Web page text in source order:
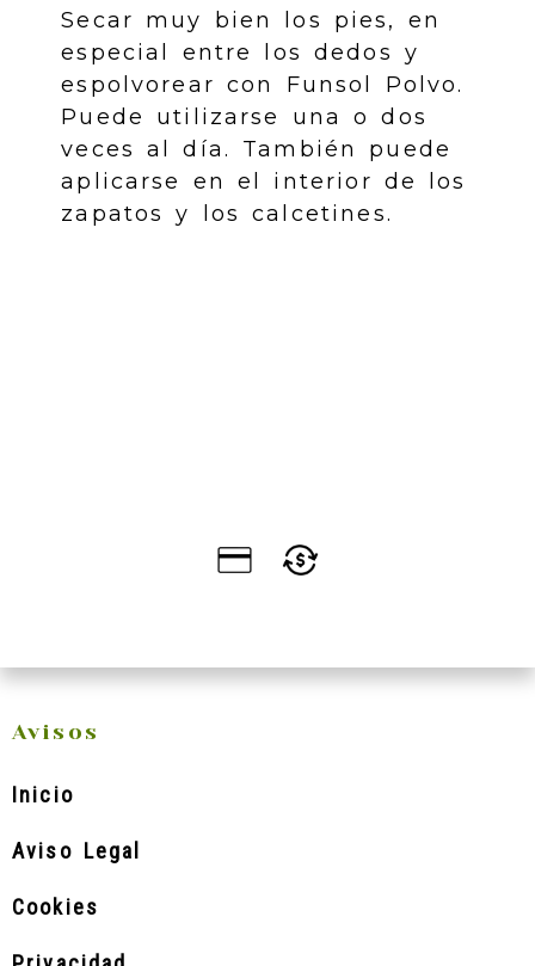
Secar muy bien los pies, en
especial entre los dedos y
espolvorear con Funsol Polvo.
Puede utilizarse una o dos
veces al día. También puede
aplicarse en el interior de los
zapatos y los calcetines.
Avisos
Inicio
Aviso Legal
Cookies